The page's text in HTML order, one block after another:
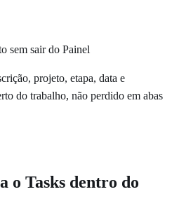
sem sair do Painel
projeto, etapa, data e
do trabalho, não perdido em abas
o Tasks dentro do